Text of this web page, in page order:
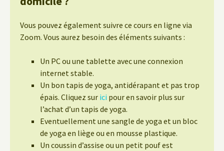
Vous pouvez également suivre ce cours en ligne via
Zoom. Vous aurez besoin des éléments suivants :
Un PC ou une tablette avec une connexion
internet stable.
Un bon tapis de yoga, antidérapant et pas trop
épais. Cliquez sur ici pour en savoir plus sur
l’achat d’un tapis de yoga.
Eventuellement une sangle de yoga et un bloc
de yoga en liège ou en mousse plastique.
Un coussin d’assise ou un petit pouf est